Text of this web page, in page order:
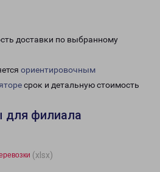
доставки по выбранному
ориентировочным
срок и детальную стоимость
для филиала
(xlsx)